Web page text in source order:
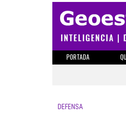
PORTADA
DEFENSA